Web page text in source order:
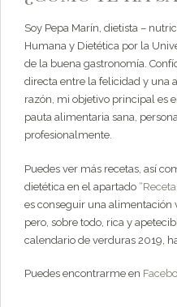
Soy Pepa Marín, dietista –
Humana y Dietética por la
de la buena gastronomía.
directa entre la felicidad y una
razón, mi objetivo principal es
pauta alimentaria sana,
profesionalmente.
Puedes ver más recetas, así
dietética en el apartado
es conseguir una alimentación
pero, sobre todo, rica y
calendario de verduras 2019,
Puedes encontrarme en